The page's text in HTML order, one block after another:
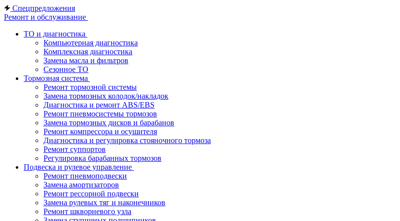
Спецпредложения
Ремонт и обслуживание
ТО и диагностика
Компьютерная диагностика
Комплексная диагностика
Замена масла и фильтров
Сезонное ТО
Тормозная система
Ремонт тормозной системы
Замена тормозных колодок/накладок
Диагностика и ремонт ABS/EBS
Ремонт пневмосистемы тормозов
Замена тормозных дисков и барабанов
Ремонт компрессора и осушителя
Диагностика и регулировка стояночного тормоза
Ремонт суппортов
Регулировка барабанных тормозов
Подвеска и рулевое управление
Ремонт пневмоподвески
Замена амортизаторов
Ремонт рессорной подвески
Замена рулевых тяг и наконечников
Ремонт шкворневого узла